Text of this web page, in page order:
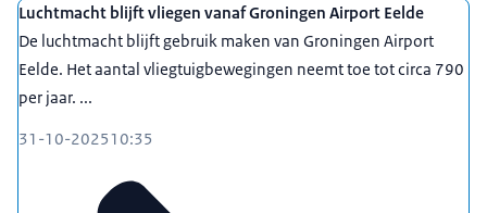
Luchtmacht blijft vliegen vanaf Groningen Airport Eelde
De luchtmacht blijft gebruik maken van Groningen Airport
Eelde. Het aantal vliegtuigbewegingen neemt toe tot circa 790
per jaar. ...
31-10-202510:35